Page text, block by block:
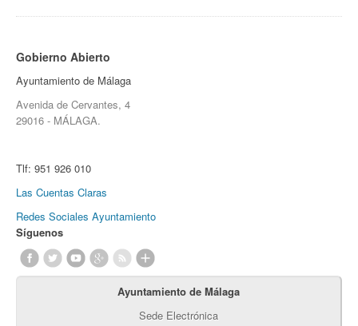
Gobierno Abierto
Ayuntamiento de Málaga
Avenida de Cervantes, 4
29016 - MÁLAGA.
Tlf: 951 926 010
Las Cuentas Claras
Redes Sociales Ayuntamiento
Síguenos
Ayuntamiento de Málaga
Sede Electrónica